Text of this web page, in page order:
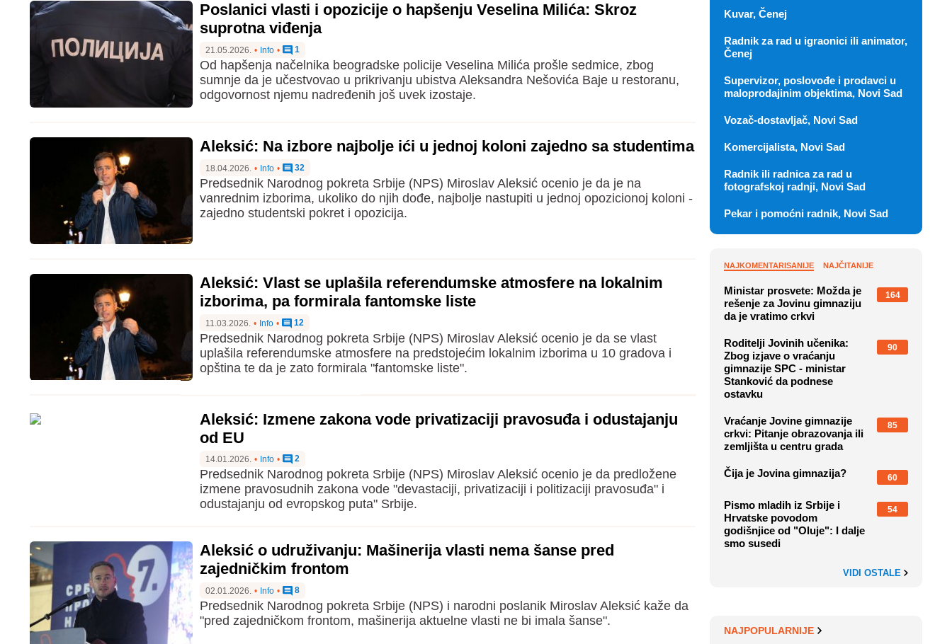
Poslanici vlasti i opozicije o hapšenju Veselina Milića: Skroz
suprotna viđenja
21.05.2026. • Info • 1
Od hapšenja načelnika beogradske policije Veselina Milića prošle sedmice, zbog
sumnje da je učestvovao u prikrivanju ubistva Aleksandra Nešovića Baje u restoranu,
odgovornost njemu nadređenih još uvek izostaje.
Aleksić: Na izbore najbolje ići u jednoj koloni zajedno sa studentima
18.04.2026. • Info • 32
Predsednik Narodnog pokreta Srbije (NPS) Miroslav Aleksić ocenio je da je na
vanrednim izborima, ukoliko do njih dođe, najbolje nastupiti u jednoj opozicionoj koloni -
zajedno studentski pokret i opozicija.
Aleksić: Vlast se uplašila referendumske atmosfere na lokalnim
izborima, pa formirala fantomske liste
11.03.2026. • Info • 12
Predsednik Narodnog pokreta Srbije (NPS) Miroslav Aleksić ocenio je da se vlast
uplašila referendumske atmosfere na predstojećim lokalnim izborima u 10 gradova i
opština te da je zato formirala "fantomske liste".
Aleksić: Izmene zakona vode privatizaciji pravosuđa i odustajanju
od EU
14.01.2026. • Info • 2
Predsednik Narodnog pokreta Srbije (NPS) Miroslav Aleksić ocenio je da predložene
izmene pravosudnih zakona vode "devastaciji, privatizaciji i politizaciji pravosuđa" i
odustajanju od evropskog puta" Srbije.
Aleksić o udruživanju: Mašinerija vlasti nema šanse pred
zajedničkim frontom
02.01.2026. • Info • 8
Predsednik Narodnog pokreta Srbije (NPS) i narodni poslanik Miroslav Aleksić kaže da
"pred zajedničkom frontom, mašinerija aktuelne vlasti ne bi imala šanse".
Kuvar, Čenej
Radnik za rad u igraonici ili animator,
Čenej
Supervizor, poslovođe i prodavci u
maloprodajinim objektima, Novi Sad
Vozač-dostavljač, Novi Sad
Komercijalista, Novi Sad
Radnik ili radnica za rad u
fotografskoj radnji, Novi Sad
Pekar i pomoćni radnik, Novi Sad
NAJKOMENTARISANIJE NAJČITANIJE
Ministar prosvete: Možda je
rešenje za Jovinu gimnaziju
da je vratimo crkvi
164
Roditelji Jovinih učenika:
Zbog izjave o vraćanju
gimnazije SPC - ministar
Stanković da podnese
ostavku
90
Vraćanje Jovine gimnazije
crkvi: Pitanje obrazovanja ili
zemljišta u centru grada
85
Čija je Jovina gimnazija? 60
Pismo mladih iz Srbije i
Hrvatske povodom
godišnjice od "Oluje": I dalje
smo susedi
54
VIDI OSTALE
NAJPOPULARNIJE